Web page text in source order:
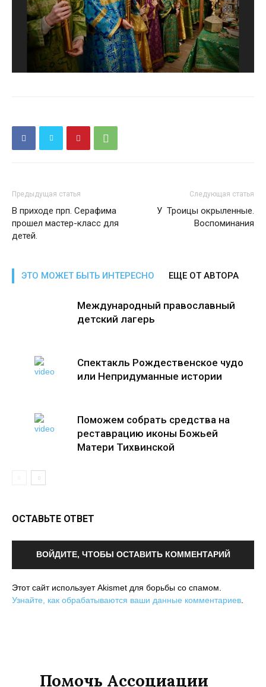
Предыдущая статья
В приходе прп. Серафима
прошел мастер-класс для
детей.
Следующая статья
У Троицы окрыленные.
Воспоминания
ЭТО МОЖЕТ БЫТЬ ИНТЕРЕСНО ЕЩЕ ОТ АВТОРА
Международный православный
детский лагерь
Спектакль Рождественское чудо
или Непридуманные истории
Поможем собрать средства на
реставрацию иконы Божьей
Матери Тихвинской
ОСТАВЬТЕ ОТВЕТ
ВОЙДИТЕ, ЧТОБЫ ОСТАВИТЬ КОММЕНТАРИЙ
Этот сайт использует Akismet для борьбы со спамом.
Узнайте, как обрабатываются ваши данные комментариев
Помочь Ассоциации